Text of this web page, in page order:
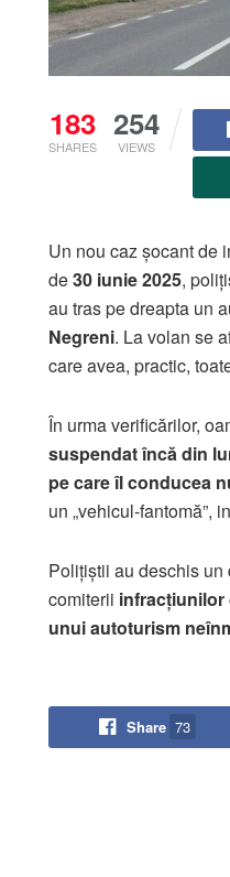
183
SHARES
254
VIEWS
Un nou caz șocant de
de30 iunie 2025,
au tras pe dreapta un
Negreni. La volan se
care avea, practic,
În urma verificărilor,
suspendat încă din
pe care îl conducea
un „vehicul-fantomă”,
Polițiștii au deschis
comiterii infracțiunilor
unui autoturism
Share 73